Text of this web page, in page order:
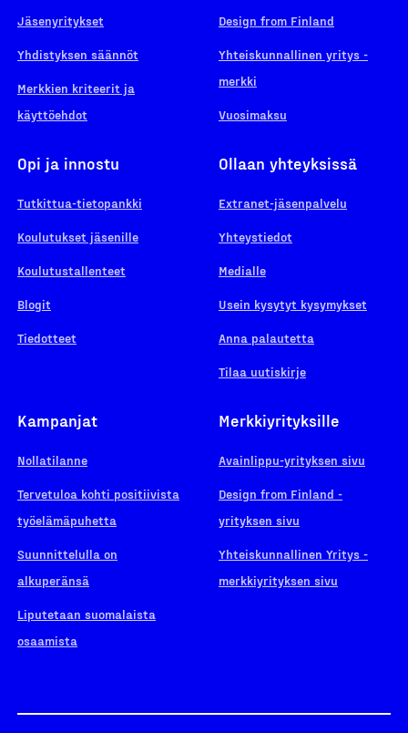
Jäsenyritykset
Yhdistyksen säännöt
Merkkien kriteerit ja
käyttöehdot
Design from Finland
Yhteiskunnallinen yritys -
merkki
Vuosimaksu
Opi ja innostu
Tutkittua-tietopankki
Koulutukset jäsenille
Koulutustallenteet
Blogit
Tiedotteet
Ollaan yhteyksissä
Extranet-jäsenpalvelu
Yhteystiedot
Medialle
Usein kysytyt kysymykset
Anna palautetta
Tilaa uutiskirje
Kampanjat
Nollatilanne
Tervetuloa kohti positiivista
työelämäpuhetta
Suunnittelulla on
alkuperänsä
Liputetaan suomalaista
osaamista
Merkkiyrityksille
Avainlippu-yrityksen sivu
Design from Finland -
yrityksen sivu
Yhteiskunnallinen Yritys -
merkkiyrityksen sivu